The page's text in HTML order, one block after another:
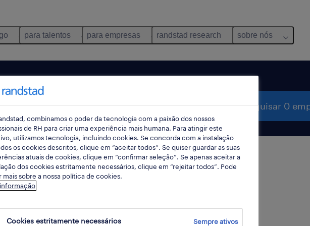
para talentos para empresas randstad research sobre nós
pesquisar 0
resultados para a sua pesquisa.
combinamos o poder da tecnologia com a paixão dos nossos
de RH para criar uma experiência mais humana. Para atingir este
utilizamos tecnologia, incluindo cookies. Se concorda com a instalação
os cookies descritos, clique em “aceitar todos”. Se quiser guardar as suas
atuais de cookies, clique em “confirmar seleção”. Se apenas aceitar a
dos cookies estritamente necessários, clique em “rejeitar todos”. Pode
mais sobre a nossa política de cookies.
Cookies estritamente necessários Sempre ativos